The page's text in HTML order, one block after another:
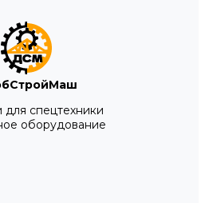
для спецтехники
оборудование